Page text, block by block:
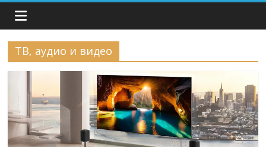
ТВ, аудио и видео